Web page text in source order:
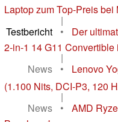
Laptop zum Top-Preis bei
|
Testbericht
•
Der
2-in-1 14 G11 Convertible
|
News
•
Lenovo
(1.100 Nits, DCI-P3, 120
|
News
•
AMD